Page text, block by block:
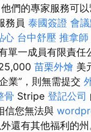
們的專家服務可
務員 泰國簽證 會
心 台中舒壓 推拿師
單一成員有限責任
苗栗外燴 美
業”，則無需提交
骨 Stripe 登記公司
信您無法與
還有其他福利的